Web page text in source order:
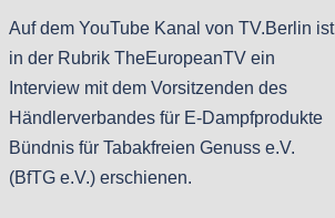
Auf dem YouTube Kanal von TV.Berlin ist
in der Rubrik TheEuropeanTV ein
Interview mit dem Vorsitzenden des
Händlerverbandes für E-Dampfprodukte
Bündnis für Tabakfreien Genuss e.V.
(BfTG e.V.) erschienen.